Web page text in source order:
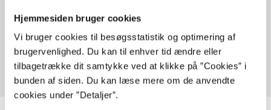
Hjemmesiden bruger cookies
Vi bruger cookies til besøgsstatistik og optimering af
brugervenlighed. Du kan til enhver tid ændre eller
tilbagetrække dit samtykke ved at klikke på ”Cookies” i
bunden af siden. Du kan læse mere om de anvendte
cookies under ”Detaljer”.
Artikler med samme emner
Fra